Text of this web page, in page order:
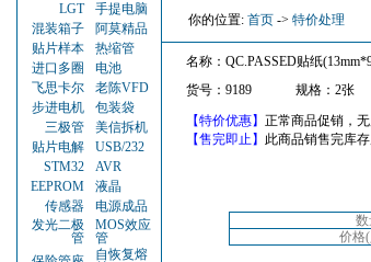
LGT
手提电脑
混装箱子
阿莫精品
贴片样本
热缩管
进口多圈
电池
飞思卡尔
老陈VFD
步进电机
包装袋
三极管
美信拆机
贴片电解
USB/232
STM32
AVR
EEPROM
液晶
传感器
电源成品
发光二极
管
MOS效应
管
自恢复熔
你的位置: 首页 -> 特价处理
名称：QC.PASSED贴纸
货号：9189
规格：2张
【特价优惠】 正常商品促销，无
【售完即止】 此商品销售完库
价格(